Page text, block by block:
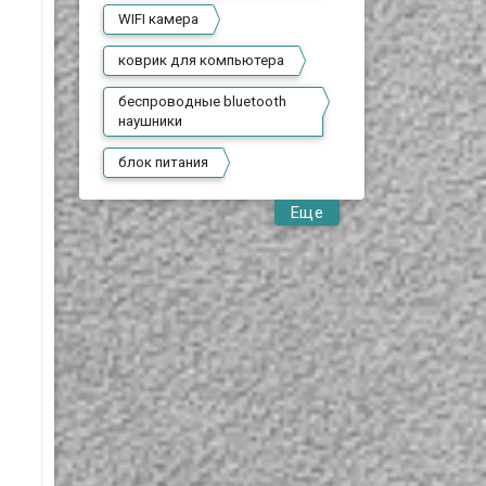
WIFI камера
коврик для компьютера
беспроводные bluetooth
наушники
блок питания
Еще